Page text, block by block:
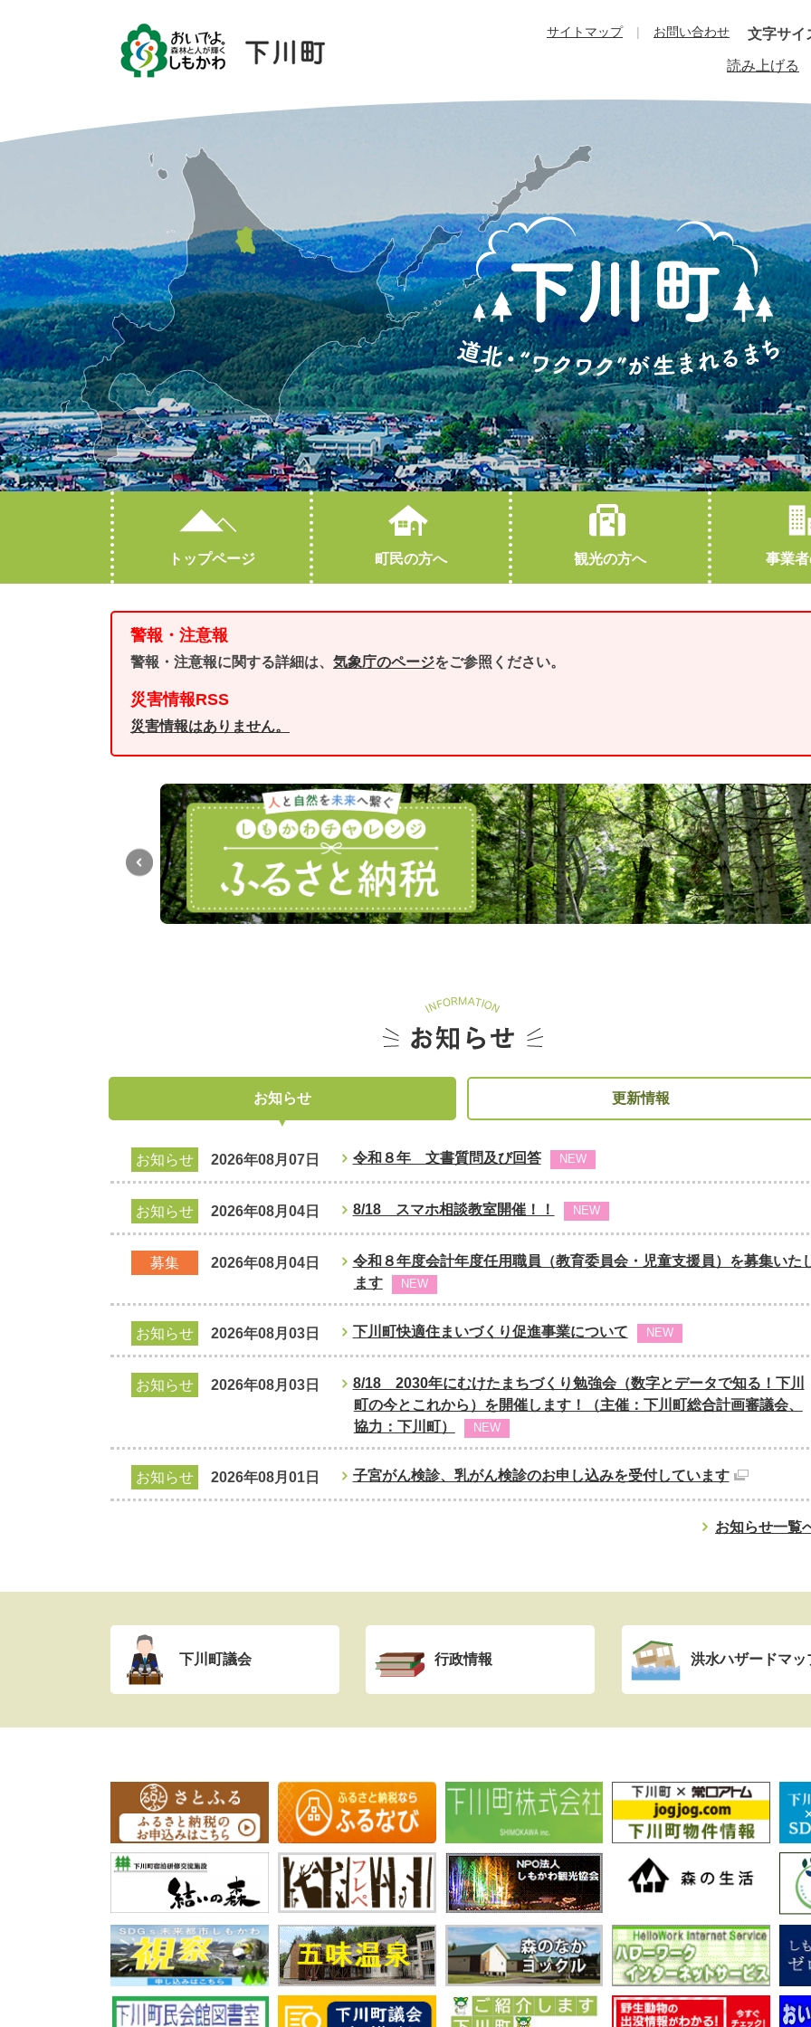
文字サイ
サイトマップ お問い合わせ
読み上げる
トップページ 町民の方へ
妊娠・出産
高齢・介護
おくやみ
観光の方へ 事業
産業情報
林業・有害鳥獣対策
オープンデータ
町勢要覧
警報・注意報
警報・注意報に関する詳細は、 気象庁のページをご参照ください。
災害情報RSS
災害情報はありません。
お知らせ 更新情報
お知らせ 2026年08月07日 令和８年 文書質問及び回答 NEW
お知らせ 2026年08月04日 8/18 スマホ相談教室開催！！ NEW
募集 2026年08月04日
令和８年度会計年度任用職員（教育委員会・児童支援員）を募集いた
ます
NEW
お知らせ 2026年08月03日 下川町快適住まいづくり促進事業について NEW
お知らせ 2026年08月03日
8/18 2030年にむけたまちづくり勉強会（数字とデータで知る！下川
町の今とこれから）を開催します！（主催：下川町総合計画審議会、
協力：下川町）
NEW
お知らせ 2026年08月01日 子宮がん検診、乳がん検診のお申し込みを受付しています
お知らせ一覧
下川町議会 行政情報 洪水ハザードマッ